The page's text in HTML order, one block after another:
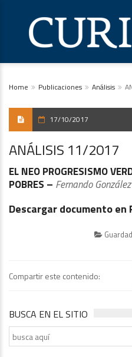
Home Publicaciones Análisis
17/10/2017
ANÁLISIS 11/2017
EL NEO PROGRESISMO
POBRES – Fernando
Descargar documento en
Compartir este contenido:
BUSCA EN EL SITIO